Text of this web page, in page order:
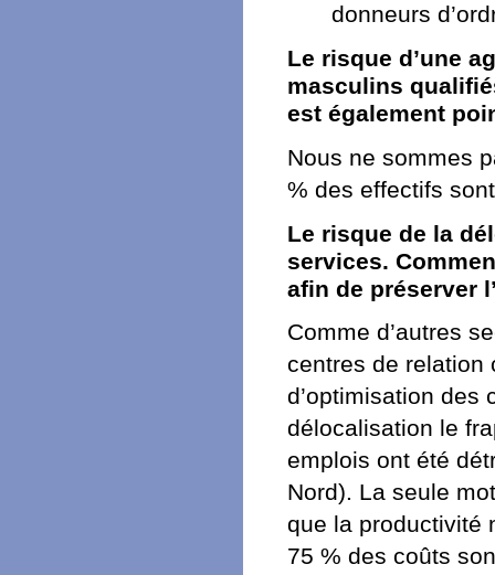
donneurs
Le risque d’une
masculins
est également
Nous ne sommes
% des effectifs
Le risque de la
services.
afin de préserver
Comme d’autres
centres de relation
d’optimisation des
délocalisation le
emplois ont été
Nord). La seule
que la productivité
75 % des coûts